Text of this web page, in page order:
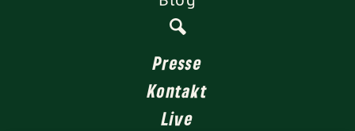
Presse
Kontakt
Live